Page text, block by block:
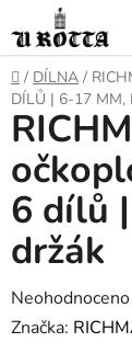
na
obsah
DOMŮ
/ DÍLNA /
DÍLŮ | 6-17 MM,
6 dílů
držák
Průměrné
hodnocení
Neohodnoceno
Značka: